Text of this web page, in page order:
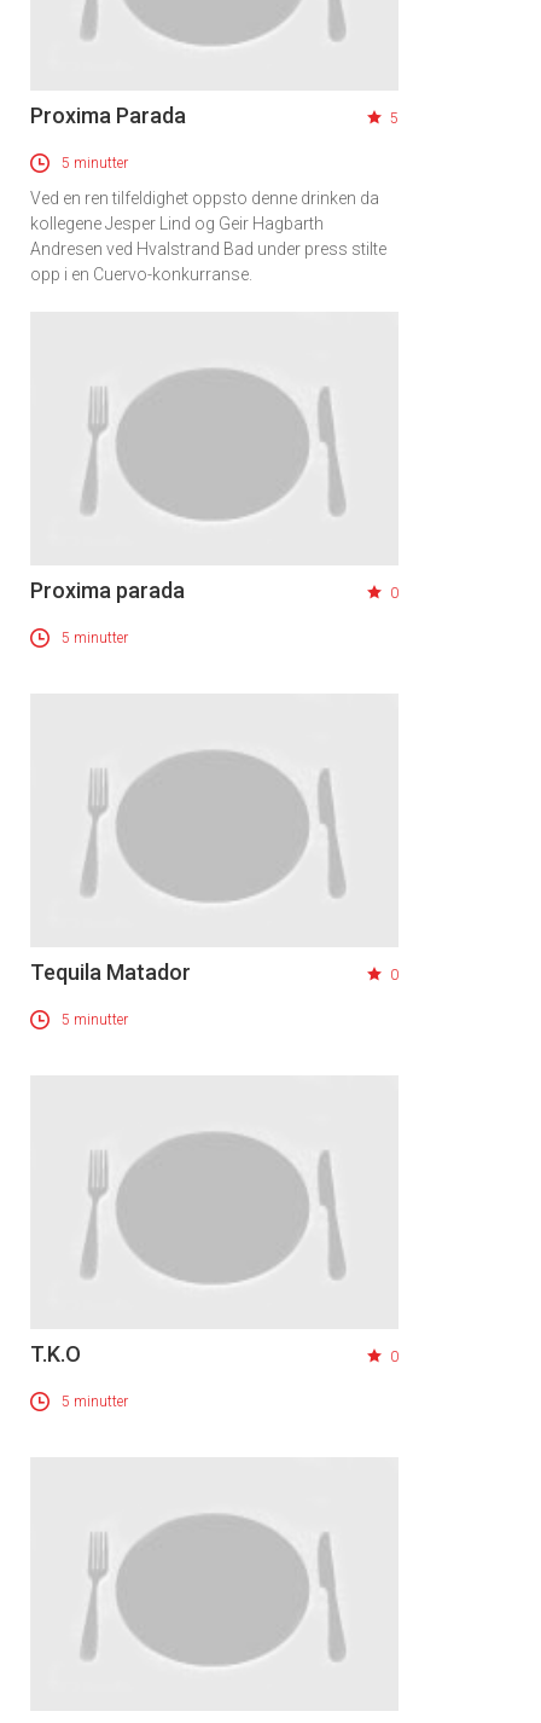
Proxima Parada 5
5 minutter
Ved en ren tilfeldighet oppsto denne drinken da
kollegene Jesper Lind og Geir Hagbarth
Andresen ved Hvalstrand Bad under press stilte
opp i en Cuervo-konkurranse.
Proxima parada 0
5 minutter
Tequila Matador 0
5 minutter
T.K.O 0
5 minutter